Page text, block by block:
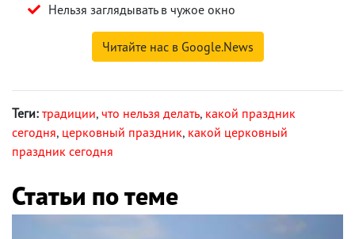
Нельзя заглядывать в чужое окно
Читайте нас в Google.News
Теги: традиции, что нельзя делать, какой праздник
сегодня, церковный праздник, какой церковный
праздник сегодня
Статьи по теме